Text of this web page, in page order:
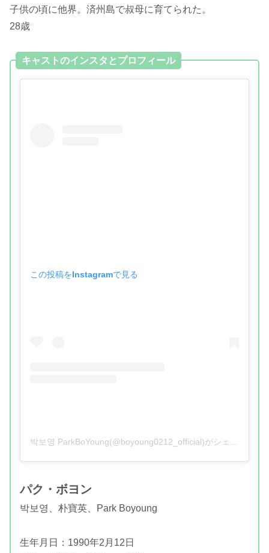
子供の頃に他界。済州島で叔母に育てられた。
28歳
キャストのインスタとプロフィール
この投稿をInstagramで見る
パク・ボヨン
박보영、朴寶英、Park Boyoung
生年月日：1990年2月12日